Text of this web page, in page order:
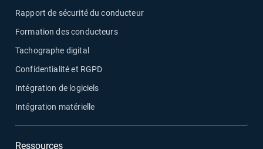
Rapport de sécurité du conducteur
Formation des conducteurs
Tachographe digital
Confidentialité et RGPD
Intégration de logiciels
Intégration matérielle
Ressources